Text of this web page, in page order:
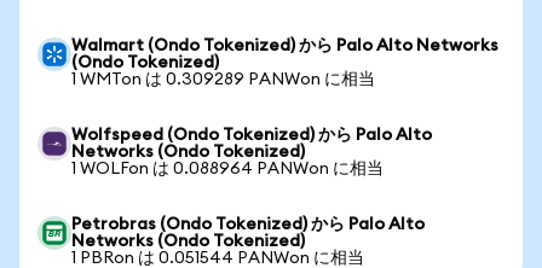
Walmart (Ondo Tokenized) から Palo Alto Networks
(Ondo Tokenized)
1 WMTon は 0.309289 PANWon に相当
Wolfspeed (Ondo Tokenized) から Palo Alto
Networks (Ondo Tokenized)
1 WOLFon は 0.088964 PANWon に相当
Petrobras (Ondo Tokenized) から Palo Alto
Networks (Ondo Tokenized)
1 PBRon は 0.051544 PANWon に相当